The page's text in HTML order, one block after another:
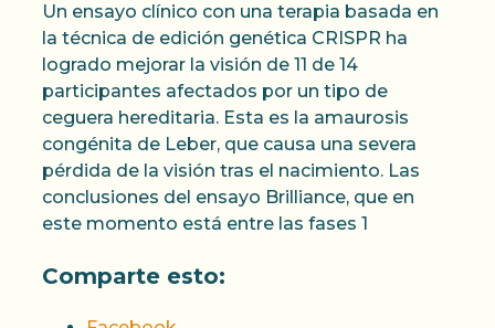
Un ensayo clínico con una terapia basada en
la técnica de edición genética CRISPR ha
logrado mejorar la visión de 11 de 14
participantes afectados por un tipo de
ceguera hereditaria. Esta es la amaurosis
congénita de Leber, que causa una severa
pérdida de la visión tras el nacimiento. Las
conclusiones del ensayo Brilliance, que en
este momento está entre las fases 1
Comparte esto: